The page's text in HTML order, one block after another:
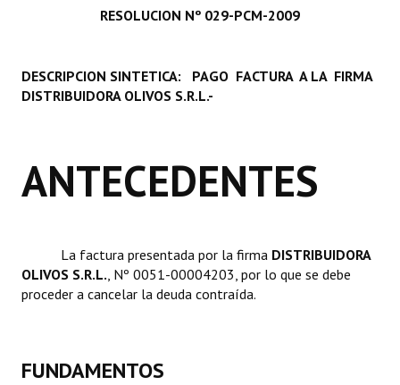
Constitución Nacional
Carta Orgánica 2007
Organigrama
Informes de Gestión
RESOLUCION Nº 029-PCM-2009
DESCRIPCION SINTETICA: PAGO FACTURA A LA FIRMA
DISTRIBUIDORA OLIVOS S.R.L.-
ANTECEDENTES
La factura presentada por la firma  DISTRIBUIDORA
OLIVOS S.R.L., Nº 0051-00004203, por lo que se debe
proceder a cancelar la deuda contraída.
FUNDAMENTOS